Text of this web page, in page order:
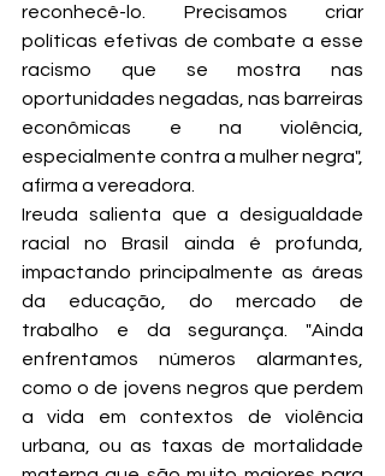
reconhecê-lo. Precisamos criar
políticas efetivas de combate a esse
racismo que se mostra nas
oportunidades negadas, nas barreiras
econômicas e na violência,
especialmente contra a mulher negra",
afirma a vereadora.
Ireuda salienta que a desigualdade
racial no Brasil ainda é profunda,
impactando principalmente as áreas
da educação, do mercado de
trabalho e da segurança. "Ainda
enfrentamos números alarmantes,
como o de jovens negros que perdem
a vida em contextos de violência
urbana, ou as taxas de mortalidade